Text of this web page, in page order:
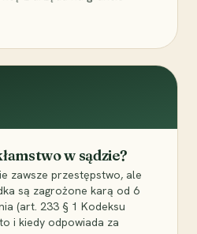
w sądzie?
zawsze przestępstwo, ale
są zagrożone karą od 6
(art. 233 § 1 Kodeksu
i kiedy odpowiada za